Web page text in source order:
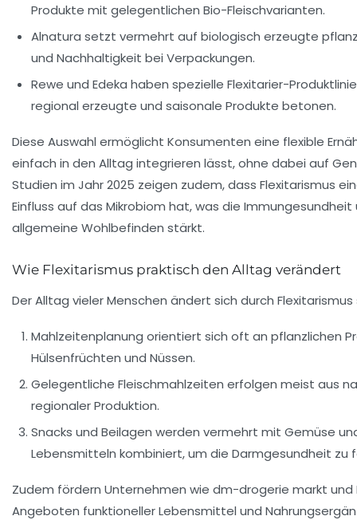
Produkte mit gelegentlichen Bio-Fleischvarianten.
Alnatura setzt vermehrt auf biologisch erzeugte
und Nachhaltigkeit bei Verpackungen.
Rewe und Edeka haben spezielle Flexitarier-
regional erzeugte und saisonale Produkte betonen.
Diese Auswahl ermöglicht Konsumenten eine flexible
einfach in den Alltag integrieren lässt, ohne dabei auf
Studien im Jahr 2025 zeigen zudem, dass Flexitarismus
Einfluss auf das Mikrobiom hat, was die Immungesundheit
allgemeine Wohlbefinden stärkt.
Wie Flexitarismus praktisch den Alltag verändert
Der Alltag vieler Menschen ändert sich durch Flexitarismus
Mahlzeitenplanung orientiert sich oft an pflanzlichen
Hülsenfrüchten und Nüssen.
Gelegentliche Fleischmahlzeiten erfolgen meist aus
regionaler Produktion.
Snacks und Beilagen werden vermehrt mit Gemüse
Lebensmitteln kombiniert, um die Darmgesundheit zu
Zudem fördern Unternehmen wie dm-drogerie markt und
Angeboten funktioneller Lebensmittel und